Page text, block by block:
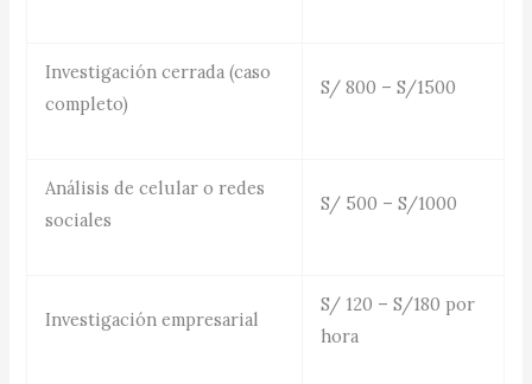
Investigación cerrada (caso
completo)
S/ 800 – S/1500
Análisis de celular o redes
sociales
S/ 500 – S/1000
Investigación empresarial
S/ 120 – S/180 por
hora